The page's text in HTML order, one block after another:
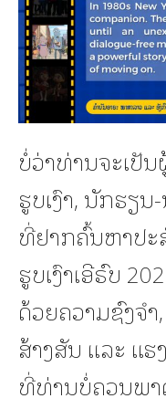
ບໍ່ວ່າທ່ານຈະເປັ
ຮູບເງົາ, ນັກຮຽ
ທີ່ຢາກຄົ້ນຫາປະ
ຮູບເງົາເອີຣົບ
ດ້ວຍຄວາມຊົງຈ
ສ້າງສັນ ແລະ ແຮ
ທີ່ທ່ານບໍ່ຄວນພາ